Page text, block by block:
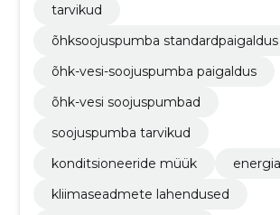
tarvikud
õhksoojuspumba standardpaigaldus
õhk-vesi-soojuspumba paigaldus
õhk-vesi soojuspumbad
soojuspumba tarvikud
konditsioneeride müük
kliimaseadmete lahendused